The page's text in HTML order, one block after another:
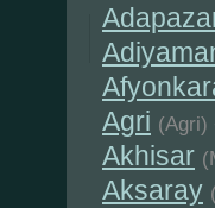
Agri (Agri)
Akhisar
Aksaray